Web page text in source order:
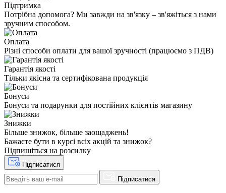
Підтримка
Потрібна допомога? Ми завжди на зв'язку – зв'яжіться з нами
зручним способом.
Оплата
Різні способи оплати для вашої зручності (працюємо з ПДВ)
Гарантія якості
Тільки якісна та сертифікована продукція
Бонуси
Бонуси та подарунки для постійних клієнтів магазину
Знижки
Більше знижок, більше заощаджень!
Бажаєте бути в курсі всіх акцій та знижок?
Підпишіться на розсилку
Підписатися
Підписатися